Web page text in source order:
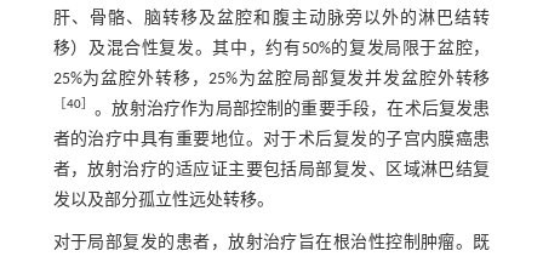
肝、骨骼、脑转移及盆腔和腹主动脉旁以外的淋巴结转
移）及混合性复发。其中，约有50%的复发局限于盆腔，
25%为盆腔外转移，25%为盆腔局部复发并发盆腔外转移
40］ 。放射治疗作为局部控制的重要手段，在术后复发患
者的治疗中具有重要地位。对于术后复发的子宫内膜癌患
者，放射治疗的适应证主要包括局部复发、区域淋巴结复
发以及部分孤立性远处转移。
对于局部复发的患者，放射治疗旨在根治性控制肿瘤。既